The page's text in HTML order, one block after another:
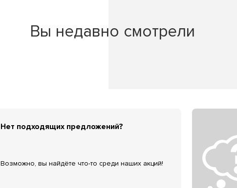
Вы недавно смотрели
Нет подходящих предложений?
Возможно, вы найдёте что-то среди наших акций!